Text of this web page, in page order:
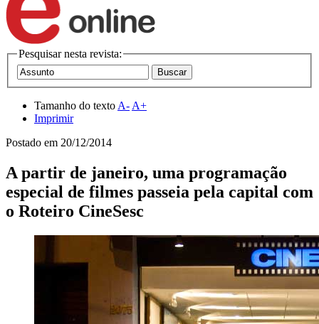
Pesquisar nesta revista:
Tamanho do texto A- A+
Imprimir
Postado em 20/12/2014
A partir de janeiro, uma programação
especial de filmes passeia pela capital com
o Roteiro CineSesc